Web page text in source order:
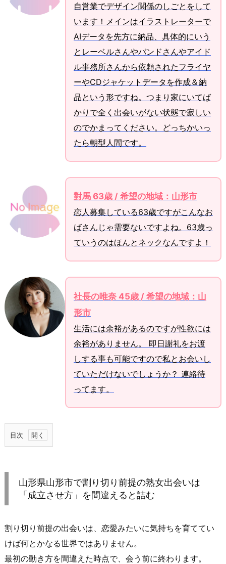
自営業でデザイン関係のしごとをして
います！メインはイラストレーターで
AIデータを先方に納品、具体的にいう
とレーベルさんやバンドさんやアイド
ル事務所さんから依頼されたフライヤ
ーやCDジャケットデータを作成＆納
品という形ですね。つまり家にいてば
かりで全く出会いがない状態で寂しい
のでかまってください。どっちかいっ
たら朝型人間です。
對馬 63歳 / 希望の地域：山形市
恋人募集している63歳ですがこんなお
ばさんじゃ需要ないですよね。63歳っ
ていうのはほんとネックなんですよ！
社長の唯奈 45歳 / 希望の地域：山
形市
生活には余裕があるのですが性欲には
余裕がありません。 即日謝礼をお渡
しする事も可能ですので私とお会いし
ていただけないでしょうか？ 連絡待
ってます。
目次
1.
県
市
で
割
山形県山形市で割り切り前提の熟女出会いは
「成立させ方」を間違えると詰む
割り切り前提の出会いは、恋愛みたいに気持ちを育ててい
けば何とかなる世界ではありません。
最初の動き方を間違えた時点で、会う前に終わります。